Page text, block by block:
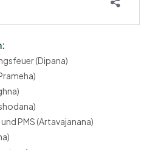
(Dipana)
PMS (Artavajanana)